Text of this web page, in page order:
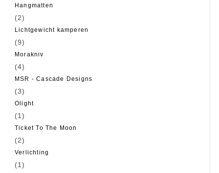
Hangmatten
(2)
Lichtgewicht kamperen
(9)
Morakniv
(4)
MSR - Cascade Designs
(3)
Olight
(1)
Ticket To The Moon
(2)
Verlichting
(1)